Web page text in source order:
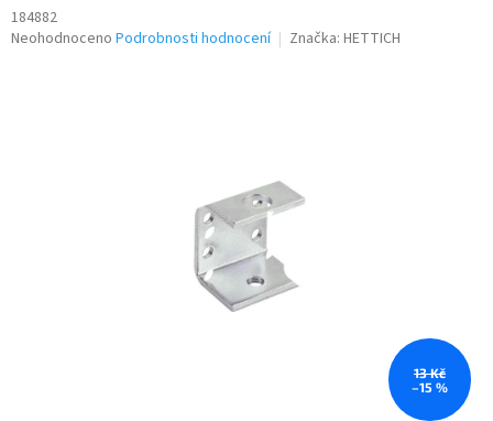
184882
Průměrné
Neohodnoceno Podrobnosti hodnocení Značka: HETTICH
13 Kč
–15 %